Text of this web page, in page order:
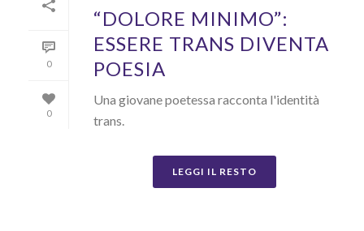
0
0
“DOLORE MINIMO”:
ESSERE TRANS DIVENTA
POESIA
Una giovane poetessa racconta l'identità
trans.
LEGGI IL RESTO